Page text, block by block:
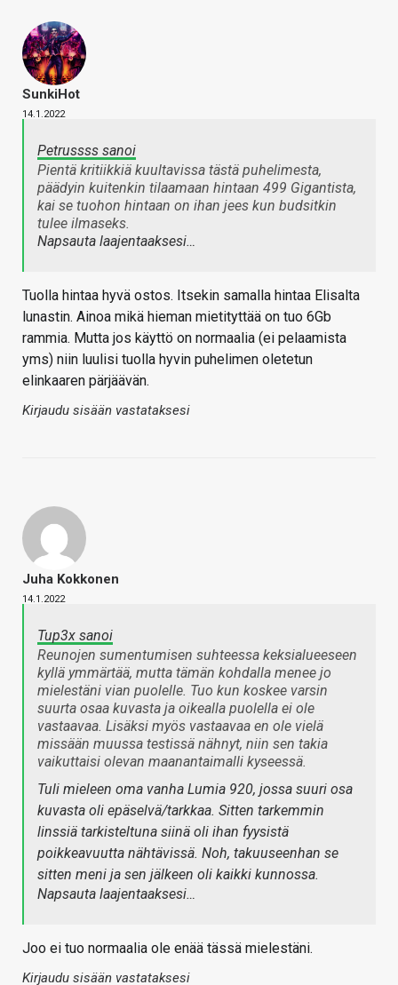
SunkiHot
14.1.2022
Petrussss sanoi
Pientä kritiikkiä kuultavissa tästä puhelimesta,
päädyin kuitenkin tilaamaan hintaan 499 Gigantista,
kai se tuohon hintaan on ihan jees kun budsitkin
tulee ilmaseks.
Napsauta laajentaaksesi…
Tuolla hintaa hyvä ostos. Itsekin samalla hintaa Elisalta
lunastin. Ainoa mikä hieman mietityttää on tuo 6Gb
rammia. Mutta jos käyttö on normaalia (ei pelaamista
yms) niin luulisi tuolla hyvin puhelimen oletetun
elinkaaren pärjäävän.
Kirjaudu sisään vastataksesi
Juha Kokkonen
14.1.2022
Tup3x sanoi
Reunojen sumentumisen suhteessa keksialueeseen
kyllä ymmärtää, mutta tämän kohdalla menee jo
mielestäni vian puolelle. Tuo kun koskee varsin
suurta osaa kuvasta ja oikealla puolella ei ole
vastaavaa. Lisäksi myös vastaavaa en ole vielä
missään muussa testissä nähnyt, niin sen takia
vaikuttaisi olevan maanantaimalli kyseessä.
Tuli mieleen oma vanha Lumia 920, jossa suuri osa
kuvasta oli epäselvä/tarkkaa. Sitten tarkemmin
linssiä tarkisteltuna siinä oli ihan fyysistä
poikkeavuutta nähtävissä. Noh, takuuseenhan se
sitten meni ja sen jälkeen oli kaikki kunnossa.
Napsauta laajentaaksesi…
Joo ei tuo normaalia ole enää tässä mielestäni.
Kirjaudu sisään vastataksesi